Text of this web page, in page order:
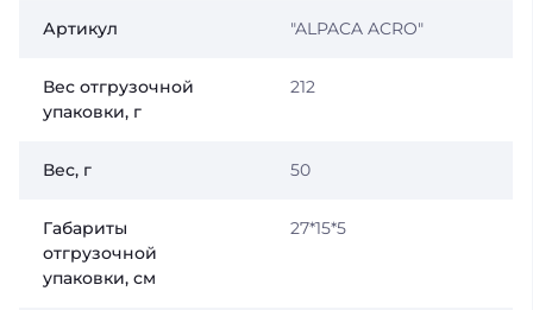
Артикул "ALPACA ACRO"
Вес отгрузочной
упаковки, г
212
Вес, г 50
Габариты
отгрузочной
упаковки, см
27*15*5